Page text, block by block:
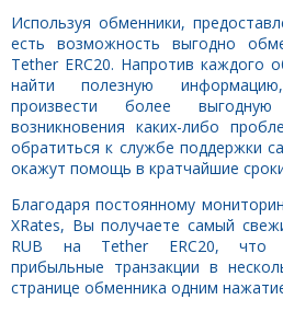
Используя обменники,
есть возможность выгодно
Tether ERC20. Напротив каждого
найти полезную
произвести более
возникновения каких-либо
обратиться к службе поддержки
окажут помощь в кратчайшие
Благодаря постоянному
XRates, Вы получаете самый
RUB на Tether ERC20, что
прибыльные транзакции в
странице обменника одним